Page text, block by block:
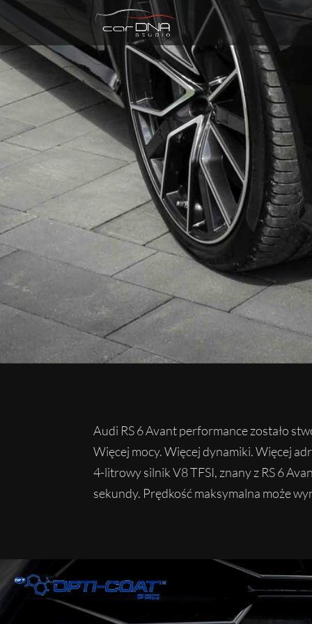
Audi RS 6 Avant performance zostało
Więcej mocy. Więcej dynamiki. Więcej
4-litrowy silnik V8 TFSI, znany z RS 6
sekundy. Prędkość maksymalna może